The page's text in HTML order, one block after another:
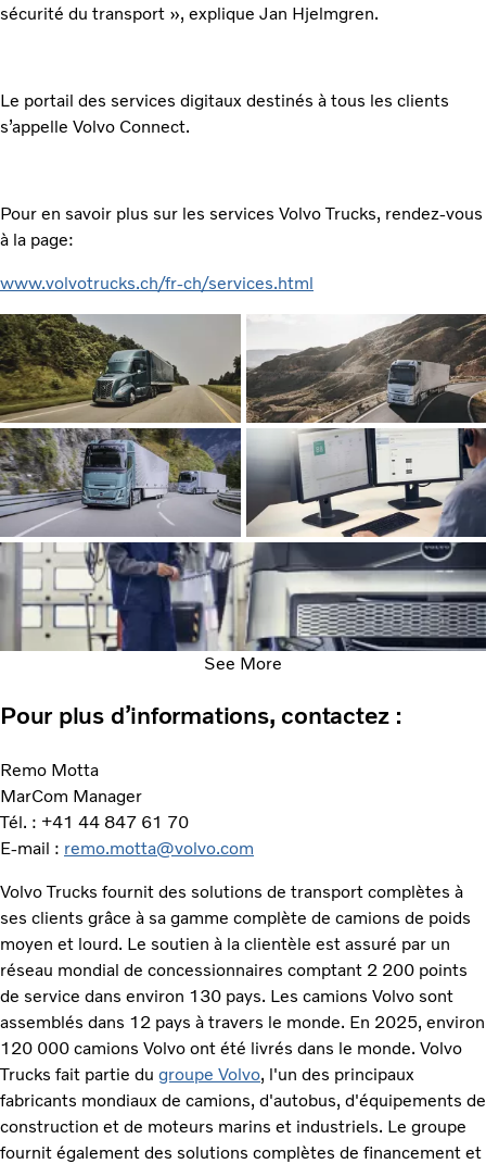
sécurité du transport », explique Jan Hjelmgren.
Le portail des services digitaux destinés à tous les clients
s’appelle Volvo Connect.
Pour en savoir plus sur les services Volvo Trucks, rendez-vous
à la page:
www.volvotrucks.ch/fr-ch/services.html
See More
Pour plus d’informations, contactez :
Remo Motta
MarCom Manager
Tél. : +41 44 847 61 70
E-mail : remo.motta@volvo.com
Volvo Trucks fournit des solutions de transport complètes à
ses clients grâce à sa gamme complète de camions de poids
moyen et lourd. Le soutien à la clientèle est assuré par un
réseau mondial de concessionnaires comptant 2 200 points
de service dans environ 130 pays. Les camions Volvo sont
assemblés dans 12 pays à travers le monde. En 2025, environ
120 000 camions Volvo ont été livrés dans le monde. Volvo
Trucks fait partie du groupe Volvo, l'un des principaux
fabricants mondiaux de camions, d'autobus, d'équipements de
construction et de moteurs marins et industriels. Le groupe
fournit également des solutions complètes de financement et